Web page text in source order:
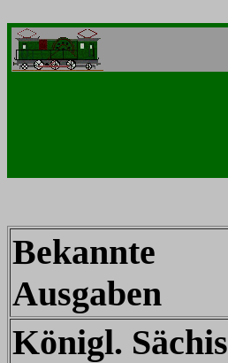
Bekannte
Ausgaben
Königl.